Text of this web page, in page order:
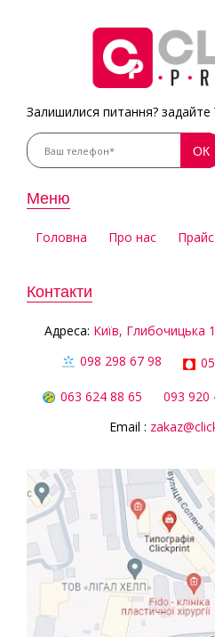
Залишилися питання? задайте
Меню
Головна Про нас Прайс
Контакти
Aдреса: Київ, Глибочицька
098 298 67 98
063 624 88 65 093 920
Email :